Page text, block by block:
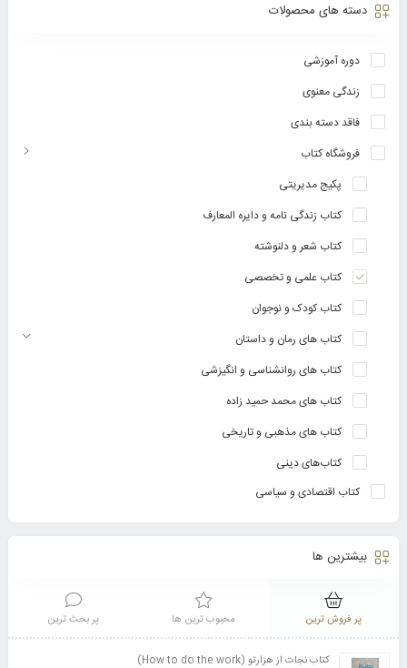
دسته های محصولات
دوره آموزشی
زندگی معنوی
فاقد دسته بندی
فروشگاه کتاب
پکیج مدیریتی
کتاب زندگی نامه و دایره المعارف
کتاب شعر و دلنوشته
کتاب علمی و تخصصی
کتاب کودک و نوجوان
کتاب های رمان و داستان
کتاب های روانشناسی و انگیزشی
کتاب های محمد حمید زاده
کتاب های مذهبی و تاریخی
کتاب‌های دینی
کتاب اقتصادی و سیاسی
بیشترین ها
پر فروش ترین محبوب ترین ها پر بحث ترین
کتاب نجات از هزارتو (How to do the work)